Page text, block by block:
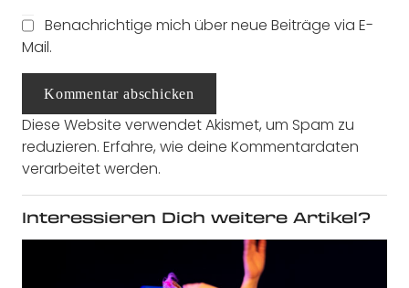
Benachrichtige mich über neue Beiträge via E-
Mail.
Kommentar abschicken
Diese Website verwendet Akismet, um Spam zu
reduzieren. Erfahre, wie deine Kommentardaten
verarbeitet werden.
Interessieren Dich weitere Artikel?